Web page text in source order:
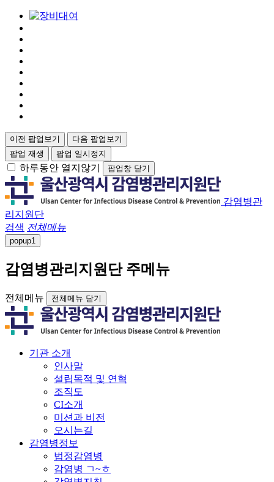
이전 팝업보기
다음 팝업보기
팝업 재생
팝업 일시정지
하루동안 열지않기 팝업창 닫기
감염병관
리지원단
검색 전체메뉴
popup1
감염병관리지원단 주메뉴
전체메뉴 전체메뉴 닫기
기관 소개
인사말
설립목적 및 연혁
조직도
CI소개
미션과 비전
오시는길
감염병정보
법정감염병
감염병 ㄱ~ㅎ